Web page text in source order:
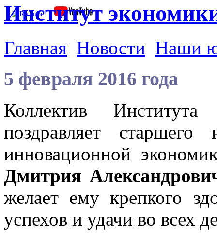
Институт
Главная Новости Наши
5 февраля 2016 года
Коллектив
поздравляет старшего
инновационной
Дмитрия
желает ему крепкого
успехов и удачи во всех